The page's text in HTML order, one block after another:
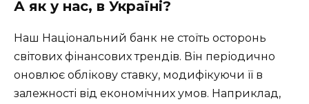
А як у нас, в Україні?
Наш Національний банк не стоїть осторонь
світових фінансових трендів. Він періодично
оновлює облікову ставку, модифікуючи її в
залежності від економічних умов. Наприклад,